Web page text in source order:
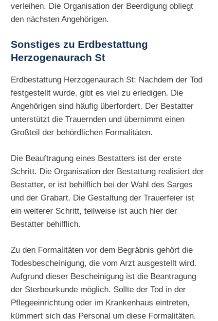
verleihen. Die Organisation der Beerdigung obliegt
den nächsten Angehörigen.
Sonstiges zu Erdbestattung
Herzogenaurach St
Erdbestattung Herzogenaurach St: Nachdem der Tod
festgestellt wurde, gibt es viel zu erledigen. Die
Angehörigen sind häufig überfordert. Der Bestatter
unterstützt die Trauernden und übernimmt einen
Großteil der behördlichen Formalitäten.
Die Beauftragung eines Bestatters ist der erste
Schritt. Die Organisation der Bestattung realisiert der
Bestatter, er ist behilflich bei der Wahl des Sarges
und der Grabart. Die Gestaltung der Trauerfeier ist
ein weiterer Schritt, teilweise ist auch hier der
Bestatter behilflich.
Zu den Formalitäten vor dem Begräbnis gehört die
Todesbescheinigung, die vom Arzt ausgestellt wird.
Aufgrund dieser Bescheinigung ist die Beantragung
der Sterbeurkunde möglich. Sollte der Tod in der
Pflegeeinrichtung oder im Krankenhaus eintreten,
kümmert sich das Personal um diese Formalitäten.